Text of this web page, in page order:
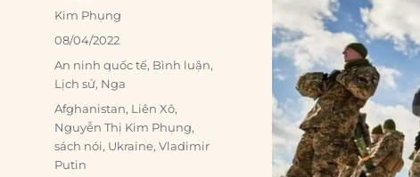
Author
Kim Phụng
Posted
08/04/2022
Categories
An ninh quốc tế, Bình luận,
Lịch sử, Nga
Tags
Afghanistan, Liên Xô,
Nguyễn Thị Kim Phụng,
sách nói, Ukraine,Vladimir
Putin